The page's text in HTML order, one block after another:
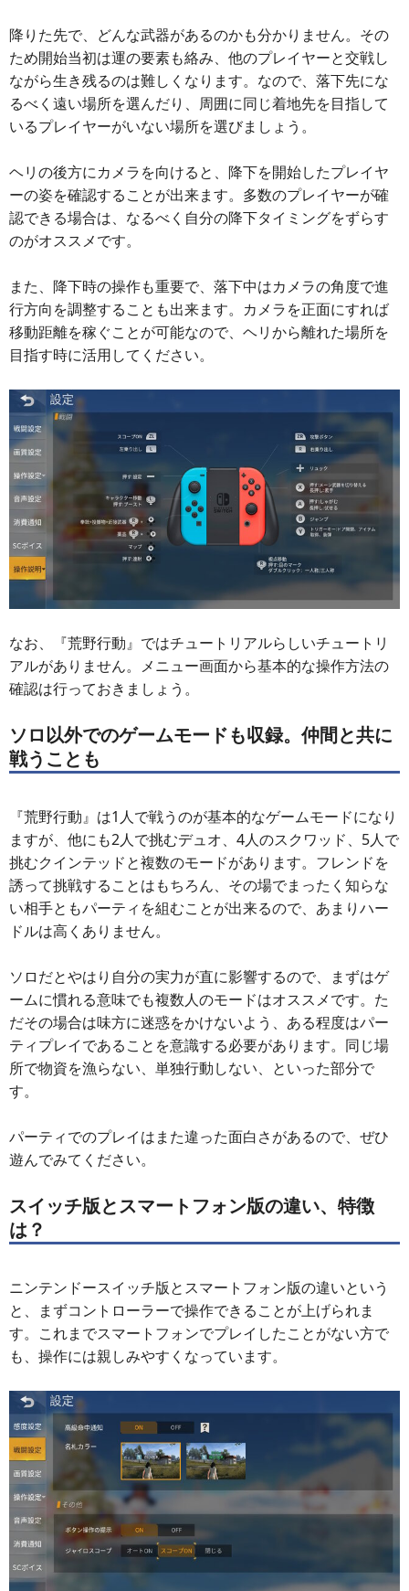
降りた先で、どんな武器があるのかも分かりません。その
ため開始当初は運の要素も絡み、他のプレイヤーと交戦し
ながら生き残るのは難しくなります。なので、落下先にな
るべく遠い場所を選んだり、周囲に同じ着地先を目指して
いるプレイヤーがいない場所を選びましょう。
ヘリの後方にカメラを向けると、降下を開始したプレイヤ
ーの姿を確認することが出来ます。多数のプレイヤーが確
認できる場合は、なるべく自分の降下タイミングをずらす
のがオススメです。
また、降下時の操作も重要で、落下中はカメラの角度で進
行方向を調整することも出来ます。カメラを正面にすれば
移動距離を稼ぐことが可能なので、ヘリから離れた場所を
目指す時に活用してください。
なお、『荒野行動』ではチュートリアルらしいチュートリ
アルがありません。メニュー画面から基本的な操作方法の
確認は行っておきましょう。
ソロ以外でのゲームモードも収録。仲間と共に
戦うことも
『荒野行動』は1人で戦うのが基本的なゲームモードになり
ますが、他にも2人で挑むデュオ、4人のスクワッド、5人で
挑むクインテッドと複数のモードがあります。フレンドを
誘って挑戦することはもちろん、その場でまったく知らな
い相手ともパーティを組むことが出来るので、あまりハー
ドルは高くありません。
ソロだとやはり自分の実力が直に影響するので、まずはゲ
ームに慣れる意味でも複数人のモードはオススメです。た
だその場合は味方に迷惑をかけないよう、ある程度はパー
ティプレイであることを意識する必要があります。同じ場
所で物資を漁らない、単独行動しない、といった部分で
す。
パーティでのプレイはまた違った面白さがあるので、ぜひ
遊んでみてください。
スイッチ版とスマートフォン版の違い、特徴
は？
ニンテンドースイッチ版とスマートフォン版の違いという
と、まずコントローラーで操作できることが上げられま
す。これまでスマートフォンでプレイしたことがない方で
も、操作には親しみやすくなっています。